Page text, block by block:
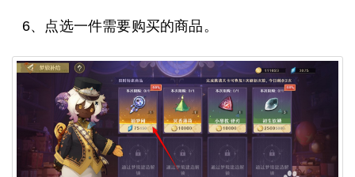
6、点选一件需要购买的商品。